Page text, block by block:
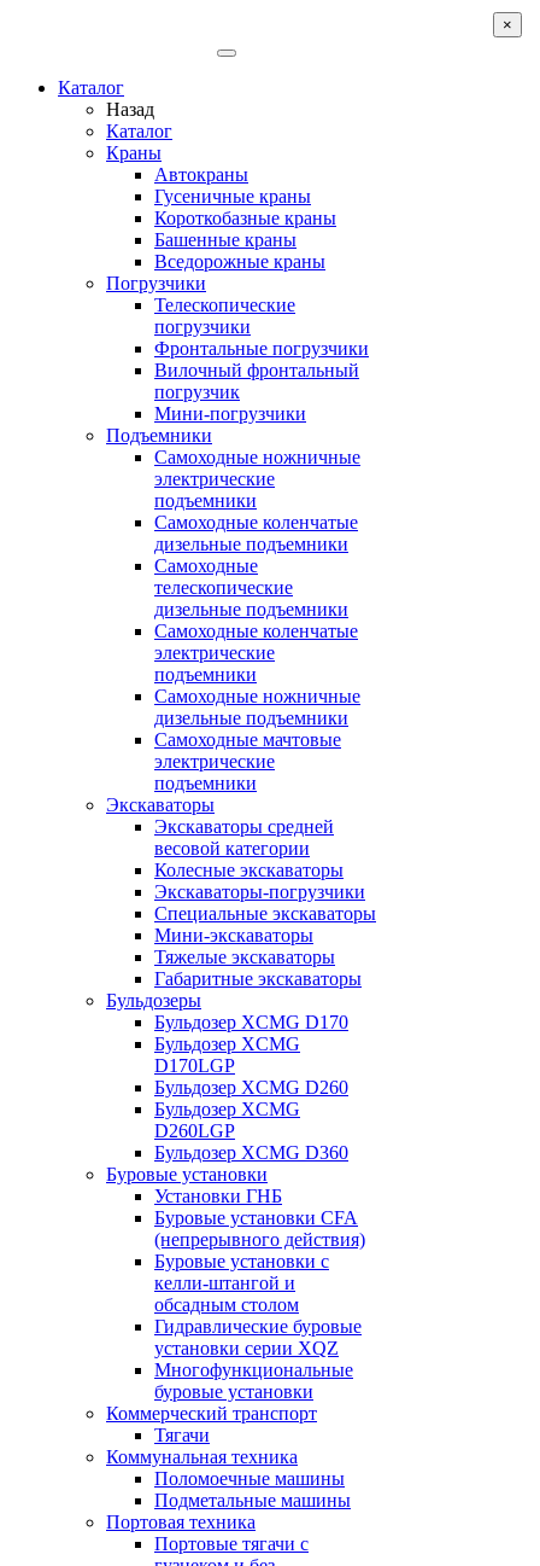
Каталог
Назад
Каталог
Краны
Автокраны
Гусеничные краны
Короткобазные краны
Башенные краны
Вcедорожные краны
Погрузчики
Телескопические
погрузчики
Фронтальные погрузчики
Вилочный фронтальный
погрузчик
Мини-погрузчики
Подъемники
Самоходные ножничные
электрические
подъемники
Самоходные коленчатые
дизельные подъемники
Самоходные
телескопические
дизельные подъемники
Самоходные коленчатые
электрические
подъемники
Самоходные ножничные
дизельные подъемники
Самоходные мачтовые
электрические
подъемники
Экскаваторы
Экскаваторы средней
весовой категории
Колесные экскаваторы
Экскаваторы-погрузчики
Специальные экскаваторы
Мини-экскаваторы
Тяжелые экскаваторы
Габаритные экскаваторы
Бульдозеры
Бульдозер XCMG D170
Бульдозер XCMG
D170LGP
Бульдозер XCMG D260
Бульдозер XCMG
D260LGP
Бульдозер XCMG D360
Буровые установки
Установки ГНБ
Буровые установки CFA
(непрерывного действия)
Буровые установки с
келли-штангой и
обсадным столом
Гидравлические буровые
установки серии XQZ
Многофункциональные
буровые установки
Коммерческий транспорт
Тягачи
Коммунальная техника
Поломоечные машины
Подметальные машины
Портовая техника
Портовые тягачи с
×